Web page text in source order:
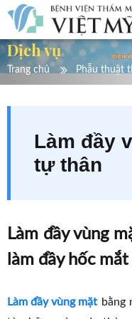
Dịch vụ
Trang chủ Phẫu thuật
Làm đầy
tự thân
Làm đầy vùng
làm đầy hốc
Làm đầy vùng mặt bằng